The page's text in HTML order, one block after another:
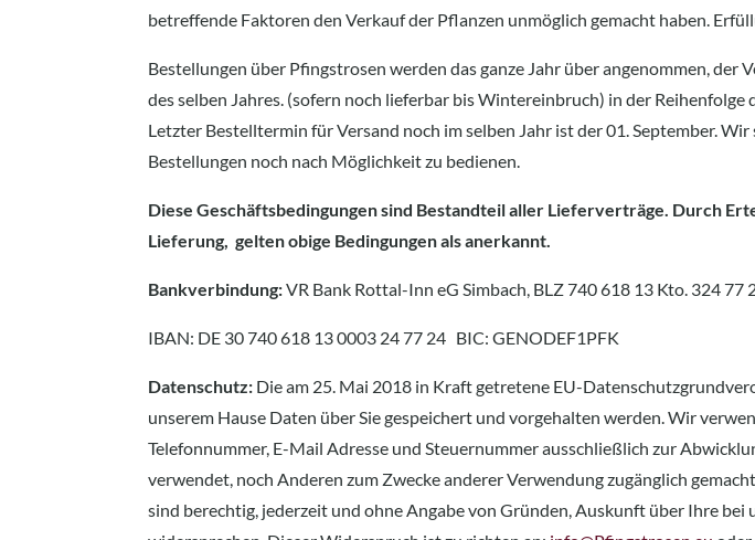
betreffende Faktoren den Verkauf der Pflanzen unmöglich gemacht haben.
Bestellungen über Pfingstrosen werden das ganze Jahr über angenommen,
des selben Jahres. (sofern noch lieferbar bis Wintereinbruch) in der
Letzter Bestelltermin für Versand noch im selben Jahr ist der 01. September.
Bestellungen noch nach Möglichkeit zu bedienen.
Diese Geschäftsbedingungen sind Bestandteil aller Lieferverträge. Durch
Lieferung, gelten obige Bedingungen als anerkannt.
Bankverbindung:VR Bank Rottal-Inn eG Simbach, BLZ 740 618 13 Kto. 324 77
IBAN: DE 30 740 618 13 0003 24 77 24 BIC: GENODEF1PFK
Datenschutz: Die am 25. Mai 2018 in Kraft getretene EU-
unserem Hause Daten über Sie gespeichert und vorgehalten werden. Wir
Telefonnummer, E-Mail Adresse und Steuernummer ausschließlich zur
verwendet, noch Anderen zum Zwecke anderer Verwendung zugänglich
sind berechtig, jederzeit und ohne Angabe von Gründen, Auskunft über Ihre